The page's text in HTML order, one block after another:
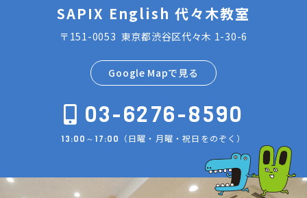
SAPIX English 代々木教室
〒151-0053 東京都渋谷区代々木 1-30-6
Google Mapで見る
03-6276-8590
13:00～17:00 （日曜・月曜・祝日をのぞく）